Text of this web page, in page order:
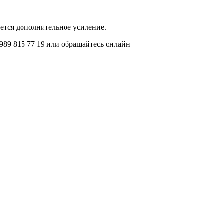
дополнительное усиление.
815 77 19 или обращайтесь онлайн.